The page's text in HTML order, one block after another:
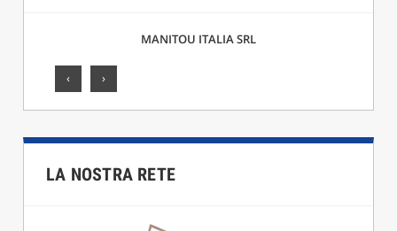
MANITOU ITALIA SRL
‹ ›
LA NOSTRA RETE